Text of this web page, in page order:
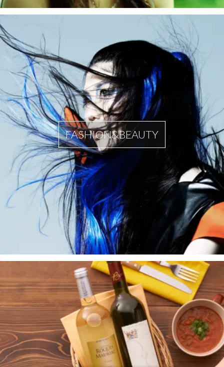
FASHION&BEAUTY